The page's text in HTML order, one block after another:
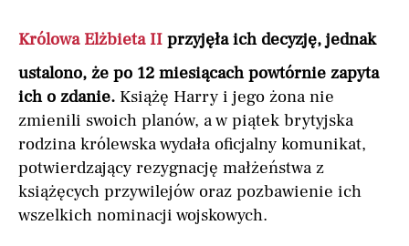
Królowa Elżbieta II przyjęła ich decyzję, jednak
ustalono, że po 12 miesiącach powtórnie zapyta
ich o zdanie. Książę Harry i jego żona nie
zmienili swoich planów, a w piątek brytyjska
rodzina królewska wydała oficjalny komunikat,
potwierdzający rezygnację małżeństwa z
książęcych przywilejów oraz pozbawienie ich
wszelkich nominacji wojskowych.